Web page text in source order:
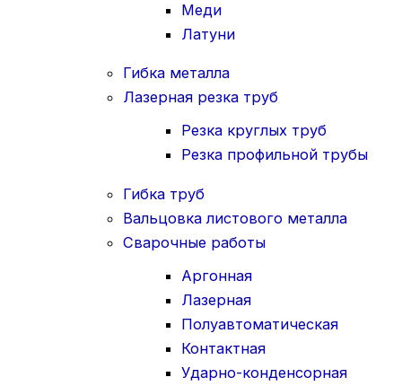
Меди
Латуни
Гибка металла
Лазерная резка труб
Резка круглых труб
Резка профильной трубы
Гибка труб
Вальцовка листового металла
Сварочные работы
Аргонная
Лазерная
Полуавтоматическая
Контактная
Ударно-конденсорная